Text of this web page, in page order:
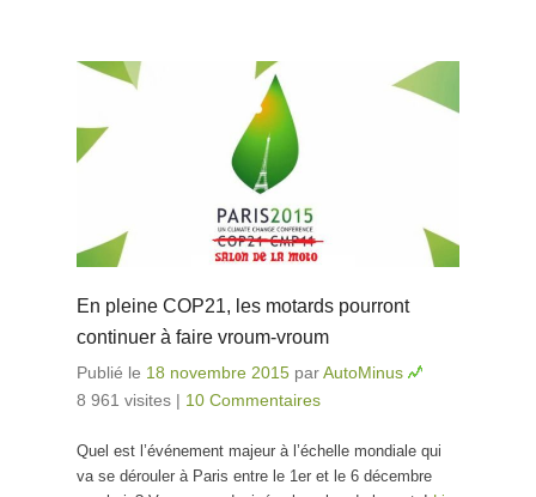
En pleine COP21, les motards pourront
continuer à faire vroum-vroum
Publié le 18 novembre 2015 parAutoMinus
8 961 visites | 10 Commentaires
Quel est l’événement majeur à l’échelle mondiale qui
va se dérouler à Paris entre le 1er et le 6 décembre